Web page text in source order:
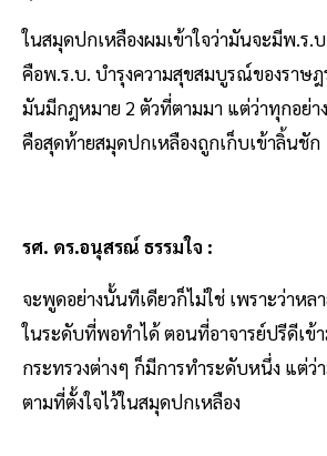
ในสมุดปกเหลืองผมเข้าใจว่ามันจะมีพ.ร.
คือพ.ร.บ. บำรุงความสุขสมบูรณ์ของราษฎ
มันมีกฎหมาย 2 ตัวที่ตามมา แต่ว่าทุกอย่า
คือสุดท้ายสมุดปกเหลืองถูกเก็บเข้าลิ้นชัก
รศ. ดร.อนุสรณ์ ธรรมใจ :
จะพูดอย่างนั้นทีเดียวก็ไม่ใช่ เพราะว่าหล
ในระดับที่พอทำได้ ตอนที่อาจารย์ปรีดีเข้
กระทรวงต่างๆ ก็มีการทำระดับหนึ่ง แต่ว่
ตามที่ตั้งใจไว้ในสมุดปกเหลือง